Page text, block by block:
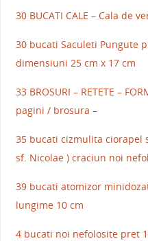
30 BUCATI CALE – Cala de
30 bucati Saculeti Pungute
dimensiuni 25 cm x 17 cm
33 BROSURI – RETETE –
pagini / brosura –
35 bucati cizmulita ciorapel
sf. Nicolae ) craciun noi
39 bucati atomizor
lungime 10 cm
4 bucati noi nefolosite pret